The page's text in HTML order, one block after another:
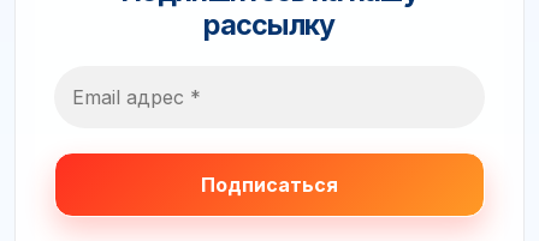
рассылку